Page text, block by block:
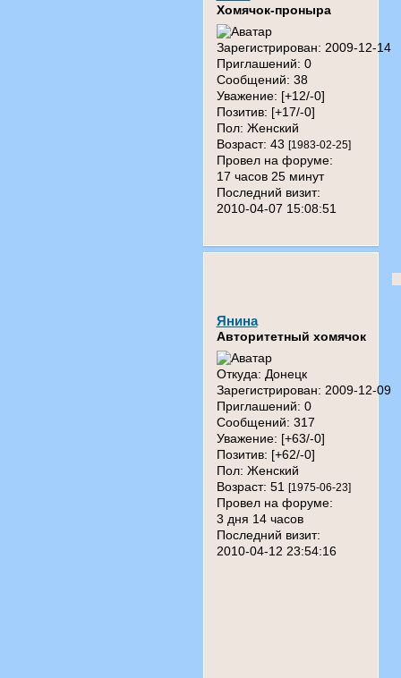
Хомячок-проныра
Зарегистрирован: 2009-12-14
Приглашений: 0
Сообщений: 38
Уважение: [+12/-0]
Позитив: [+17/-0]
Пол: Женский
Возраст: 43 [1983-02-25]
Провел на форуме:
17 часов 25 минут
Последний визит:
2010-04-07 15:08:51
Янина
Авторитетный хомячок
Откуда: Донецк
Зарегистрирован: 2009-12-09
Приглашений: 0
Сообщений: 317
Уважение: [+63/-0]
Позитив: [+62/-0]
Пол: Женский
Возраст: 51 [1975-06-23]
Провел на форуме:
3 дня 14 часов
Последний визит:
2010-04-12 23:54:16